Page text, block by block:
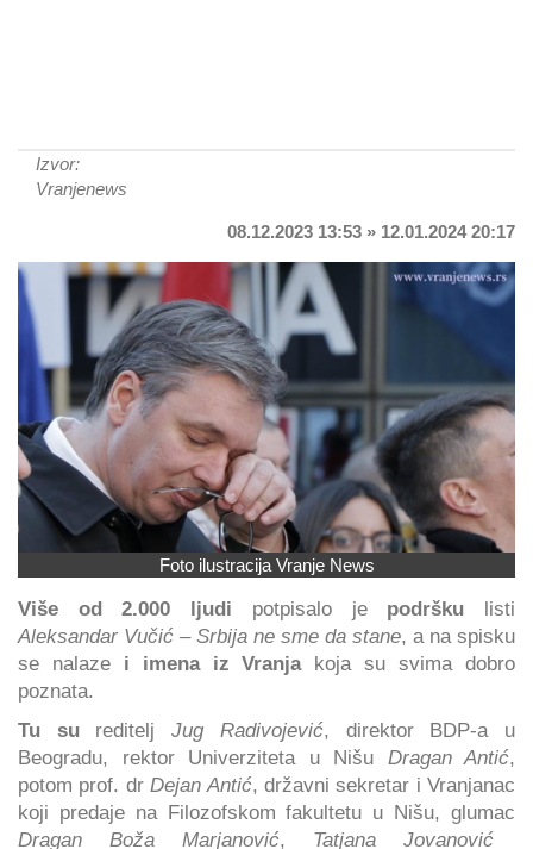
Izvor:
Vranjenews
08.12.2023 13:53 » 12.01.2024 20:17
Foto ilustracija Vranje News
Više od 2.000 ljudi potpisalo jepodršku listi
Aleksandar Vučić – Srbija ne sme da stane, a na spisku
se nalazei imena iz Vranjakoja su svima dobro
poznata.
Tu surediteljJug Radivojević, direktor BDP-a u
Beogradu, rektor Univerziteta u Nišu Dragan Antić,
potom prof. drDejan Antić, državni sekretar i Vranjanac
koji predaje na Filozofskom fakultetu u Nišu, glumac
Dragan Boža Marjanović, Tatjana Jovanović